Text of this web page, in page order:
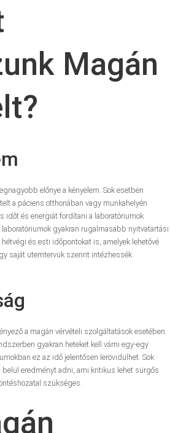
Magán
előnye a kényelem. Sok esetben
a páciens otthonában vagy munkahelyén
időt és energiát fordítani a laboratóriumok
gyakran rugalmasabb nyitvatartási
és esti időpontokat is, amelyek lehetővé
saját ütemtervük szerint intézhessék
a magán vérvételi szolgáltatások esetében.
gyakran heteket kell várni egy-egy
ez az idő jelentősen lerövidülhet. Sok
belül eredményt adni, ami kritikus lehet sürgős
szükséges.